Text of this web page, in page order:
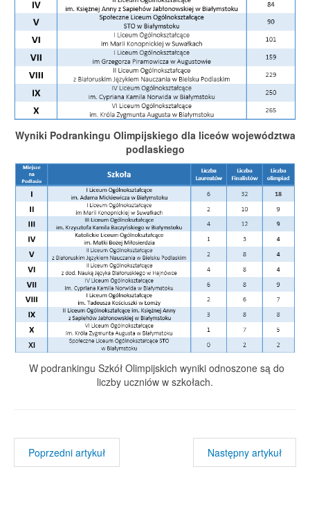
Wyniki Podrankingu Olimpijskiego dla liceów województwa
podlaskiego
W podrankingu Szkół Olimpijskich wyniki odnoszone są do
liczby uczniów w szkołach.
Poprzedni artykuł Następny artykuł